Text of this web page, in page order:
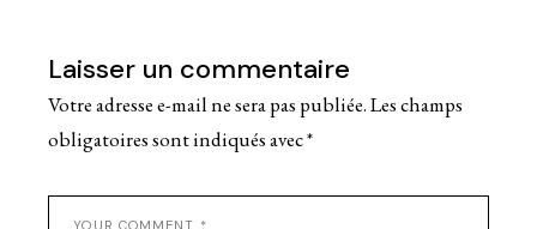
Laisser un commentaire
Votre adresse e-mail ne sera pas publiée.Les champs
obligatoires sont indiqués avec*